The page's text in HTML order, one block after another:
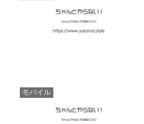
モバイル